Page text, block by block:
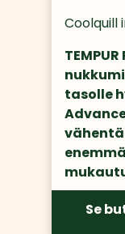
Coolquill
tasolle
Se